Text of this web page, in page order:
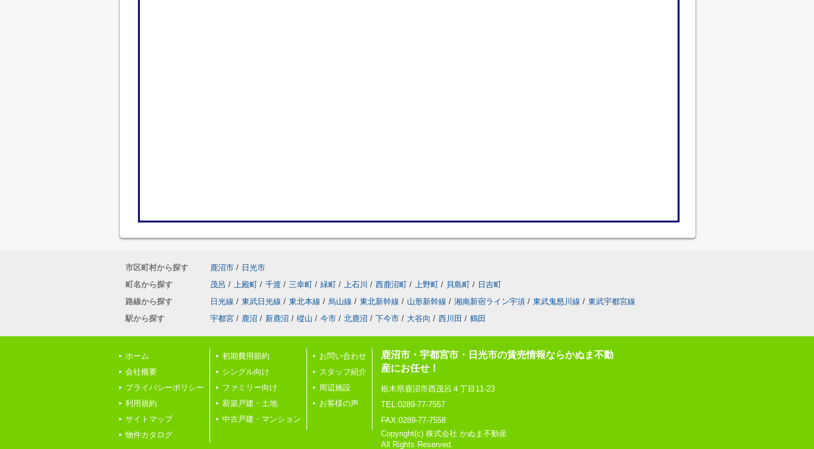
市区町村から探す 鹿沼市 / 日光市
町名から探す
茂呂 / 上殿町 / 千渡 / 三幸町 / 緑町 / 上石川 / 西鹿沼町 / 上野町 / 貝島町 / 日吉町
路線から探す
日光線 / 東武日光線 / 東北本線 / 烏山線 / 東北新幹線 / 山形新幹線 / 湘南新宿ライン宇須 / 東武鬼怒川線 / 東武宇都宮線
駅から探す
宇都宮 / 鹿沼 / 新鹿沼 / 樅山 / 今市 / 北鹿沼 / 下今市 / 大谷向 / 西川田 / 鶴田
ホーム
会社概要
プライバシーポリシー
利用規約
サイトマップ
物件カタログ
初期費用節約
シングル向け
ファミリー向け
新築戸建・土地
中古戸建・マンション
お問い合わせ
スタッフ紹介
周辺施設
お客様の声
鹿沼市・宇都宮市・日光市の賃売情報ならかぬま不動
産にお任せ！
栃木県鹿沼市西茂呂４丁目11-23
TEL:0289-77-7557
FAX:0289-77-7558
Copyright(c) 株式会社 かぬま不動産
All Rights Reserved.